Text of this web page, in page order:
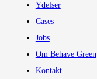
Ydelser
Cases
Jobs
Om Behave Green
Kontakt